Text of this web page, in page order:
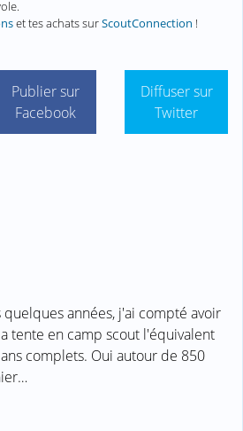
et tes achats surScoutConnection !
Publier sur
Facebook
Diffuser sur
Twitter
années, j'ai compté avoir
tente en camp scout l'équivalent
complets. Oui autour de 850